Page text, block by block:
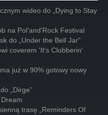
wideo do „Dying to Stay
na Pol'and'Rock Festival
do „Under the Bell Jar”
coverem 'It's Clobberin'
już w 90% gotowy nowy
„Dirge”
trasę „Reminders Of